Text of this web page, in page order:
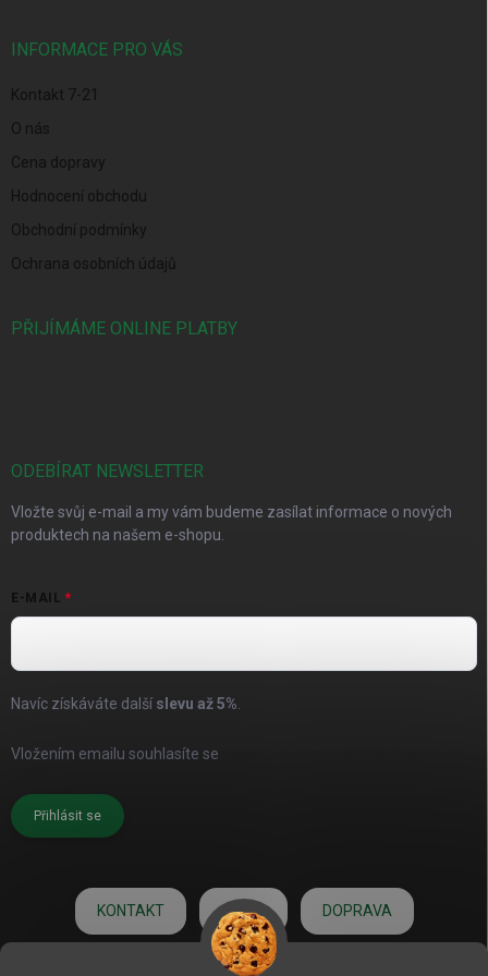
INFORMACE PRO VÁS
Kontakt 7-21
O nás
Cena dopravy
Hodnocení obchodu
Obchodní podmínky
Ochrana osobních údajů
PŘIJÍMÁME ONLINE PLATBY
ODEBÍRAT NEWSLETTER
Vložte svůj e-mail a my vám budeme zasílat informace o nových
produktech na našem e-shopu.
E-MAIL
Navíc získáváte další slevu až5%
Vložením emailu souhlasíte se
Přihlásit se
KONTAKT O NÁS DOPRAVA
HODNOCENÍ